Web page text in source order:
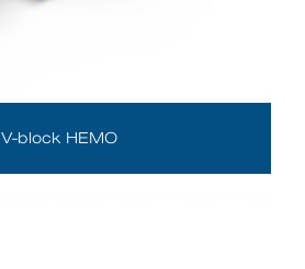
V-block HEMO